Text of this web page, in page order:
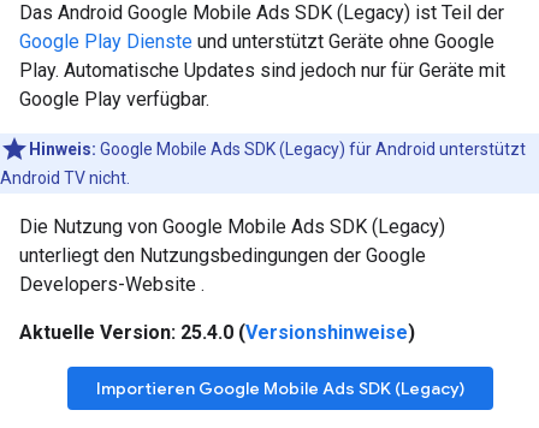
Das Android Google Mobile Ads SDK (Legacy) ist Teil der
Google Play Dienste und unterstützt Geräte ohne Google
Play. Automatische Updates sind jedoch nur für Geräte mit
Google Play verfügbar.
Hinweis: Google Mobile Ads SDK (Legacy) für Android unterstützt
Android TV nicht.
Die Nutzung von Google Mobile Ads SDK (Legacy)
unterliegt den Nutzungsbedingungen der Google
Developers-Website .
Aktuelle Version: 25.4.0 (Versionshinweise)
Importieren Google Mobile Ads SDK (Legacy)